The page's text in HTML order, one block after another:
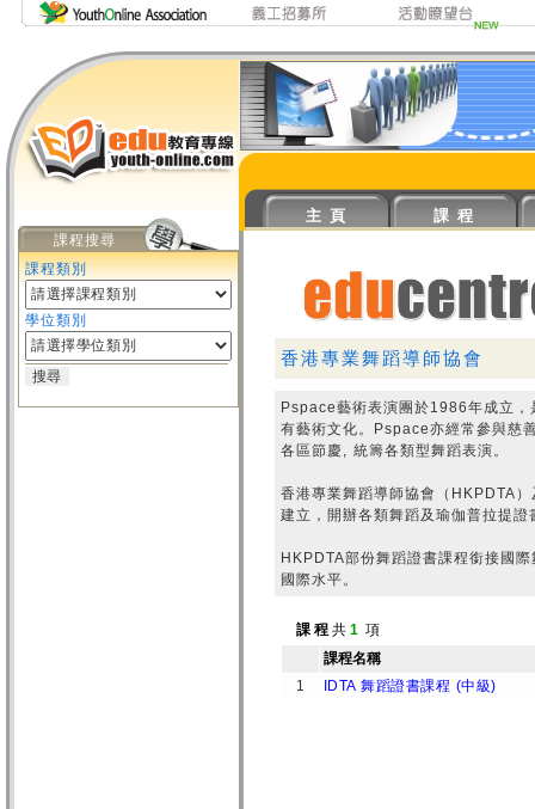
課程搜尋
課程類別
學位類別
主 頁 課 程
香港專業舞蹈導師協會
Pspace藝術表演團於1986年成立，
有藝術文化。Pspace亦經常參與慈
各區節慶, 統籌各類型舞蹈表演。
香港專業舞蹈導師協會（HKPDTA
建立，開辦各類舞蹈及瑜伽普拉提
HKPDTA部份舞蹈證書課程銜接國
國際水平。
課 程 共 1 項
課程名稱
1
IDTA 舞蹈證書課程 (中級)